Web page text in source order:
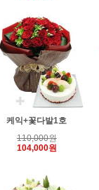
케익+꽃다발1호
110,000원
104,000원